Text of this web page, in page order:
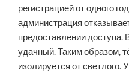
регистрацией от одного
администрация
предоставлении доступа.
удачный. Таким образом,
изолируется от светлого.